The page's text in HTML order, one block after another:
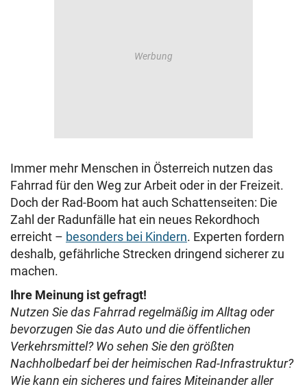
Immer mehr Menschen in Österreich nutzen das
Fahrrad für den Weg zur Arbeit oder in der Freizeit.
Doch der Rad-Boom hat auch Schattenseiten: Die
Zahl der Radunfälle hat ein neues Rekordhoch
erreicht – besonders bei Kindern. Experten fordern
deshalb, gefährliche Strecken dringend sicherer zu
machen.
Ihre Meinung ist gefragt!
Nutzen Sie das Fahrrad regelmäßig im Alltag oder
bevorzugen Sie das Auto und die öffentlichen
Verkehrsmittel? Wo sehen Sie den größten
Nachholbedarf bei der heimischen Rad-Infrastruktur?
Wie kann ein sicheres und faires Miteinander aller